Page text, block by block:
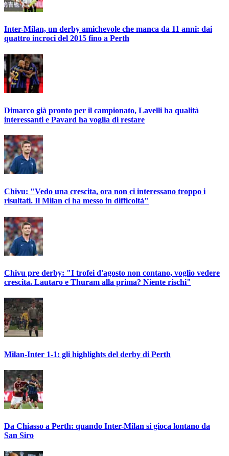
Inter-Milan, un derby amichevole che manca da 11 anni: dai
quattro incroci del 2015 fino a Perth
Dimarco già pronto per il campionato, Lavelli ha qualità
interessanti e Pavard ha voglia di restare
Chivu: "Vedo una crescita, ora non ci interessano troppo i
risultati. Il Milan ci ha messo in difficoltà"
Chivu pre derby: "I trofei d'agosto non contano, voglio vedere
crescita. Lautaro e Thuram alla prima? Niente rischi"
Milan-Inter 1-1: gli highlights del derby di Perth
Da Chiasso a Perth: quando Inter-Milan si gioca lontano da
San Siro